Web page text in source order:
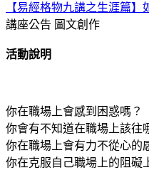
【易經格物九講之生涯篇
講座公告 圖文創作
活動說明
你在職場上會感到困惑嗎？
你會有不知道在職場上該往
你在職場上會有力不從心的
你在克服自己職場上的阻礙